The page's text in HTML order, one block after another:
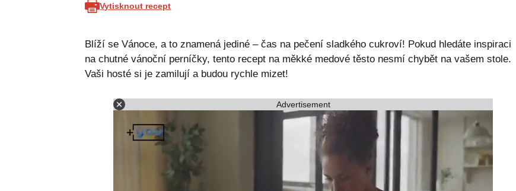
Vytisknout recept
Blíží se Vánoce, a to znamená jediné – čas na pečení sladkého cukroví! Pokud hledáte inspiraci
na chutné vánoční perníčky, tento recept na měkké medové těsto nesmí chybět na vašem stole.
Vaši hosté si je zamilují a budou rychle mizet!
Advertisement